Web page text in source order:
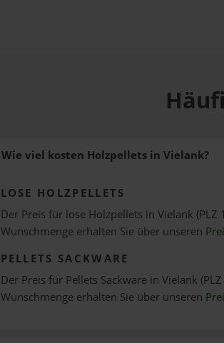
Wie viel kosten Holzpellets in Vielank?
LOSE HOLZPELLETS
Der Preis für lose Holzpellets in Vielank
Wunschmenge erhalten Sie über unseren
PELLETS SACKWARE
Der Preis für Pellets Sackware in Vielank
Wunschmenge erhalten Sie über unseren